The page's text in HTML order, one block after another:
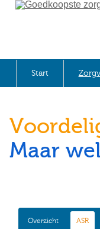
Start
Maar
Overzicht ASR